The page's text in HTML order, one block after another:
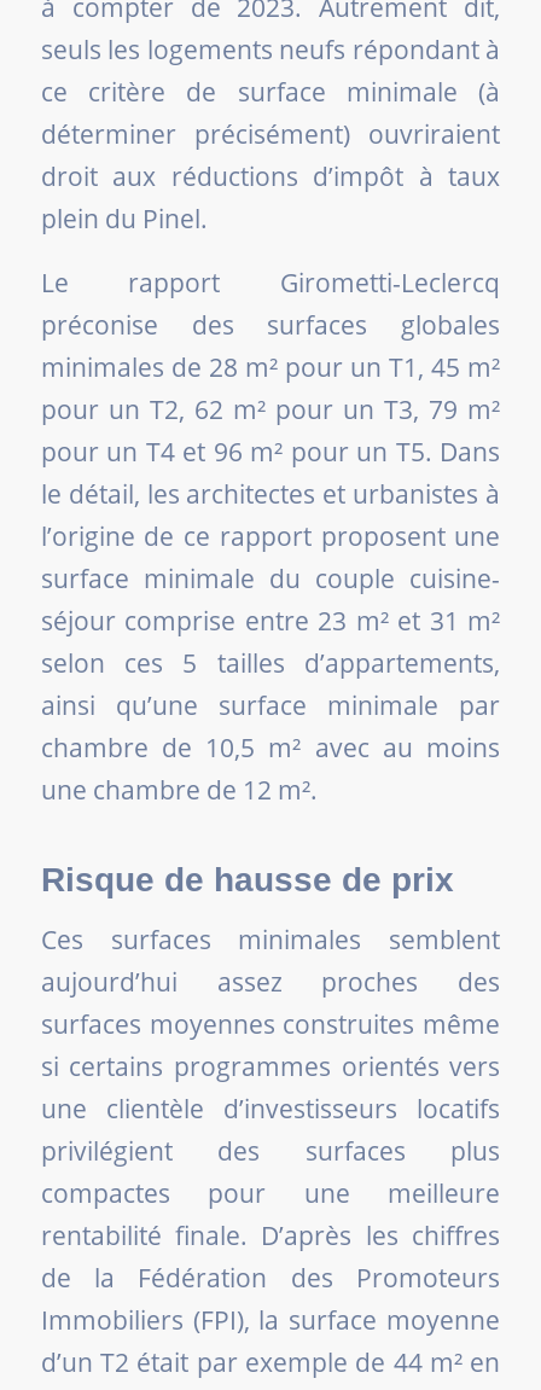
à compter de 2023. Autrement dit,
seuls les logements neufs répondant à
ce critère de surface minimale (à
déterminer précisément) ouvriraient
droit aux réductions d’impôt à taux
plein du Pinel.
Le rapport Girometti-Leclercq
préconise des surfaces globales
minimales de 28 m² pour un T1, 45 m²
pour un T2, 62 m² pour un T3, 79 m²
pour un T4 et 96 m² pour un T5. Dans
le détail, les architectes et urbanistes à
l’origine de ce rapport proposent une
surface minimale du couple cuisine-
séjour comprise entre 23 m² et 31 m²
selon ces 5 tailles d’appartements,
ainsi qu’une surface minimale par
chambre de 10,5 m² avec au moins
une chambre de 12 m².
Risque de hausse de prix
Ces surfaces minimales semblent
aujourd’hui assez proches des
surfaces moyennes construites même
si certains programmes orientés vers
une clientèle d’investisseurs locatifs
privilégient des surfaces plus
compactes pour une meilleure
rentabilité finale. D’après les chiffres
de la Fédération des Promoteurs
Immobiliers (FPI), la surface moyenne
d’un T2 était par exemple de 44 m² en